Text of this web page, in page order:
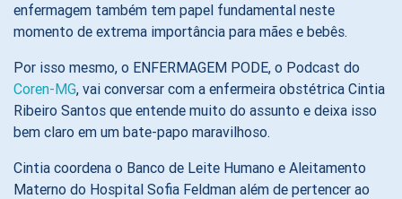
enfermagem também tem papel fundamental neste
momento de extrema importância para mães e bebês.
Por isso mesmo, o ENFERMAGEM PODE, o Podcast do
Coren-MG, vai conversar com a enfermeira obstétrica Cintia
Ribeiro Santos que entende muito do assunto e deixa isso
bem claro em um bate-papo maravilhoso.
Cintia coordena o Banco de Leite Humano e Aleitamento
Materno do Hospital Sofia Feldman além de pertencer ao